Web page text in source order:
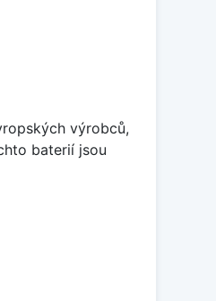
výrobců,
baterií jsou